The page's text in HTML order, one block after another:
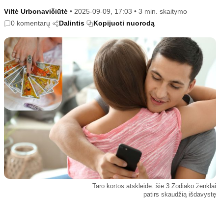
Karjera
Psichologinė sveikata
Tvari mada
Privatumo politika
Reklamos politika
Slapukų politika
Redakcija
Apie mus
Autoriai
Kontaktai
Redakcinė politika
Viltė Urbonavičiūtė • 2025-09-09, 17:03 • 3 min. skaitymo
0 komentarų
Dalintis Kopijuoti nuorodą
Taro kortos atskleidė: šie 3 Zodiako ženklai
patirs skaudžią išdavystę